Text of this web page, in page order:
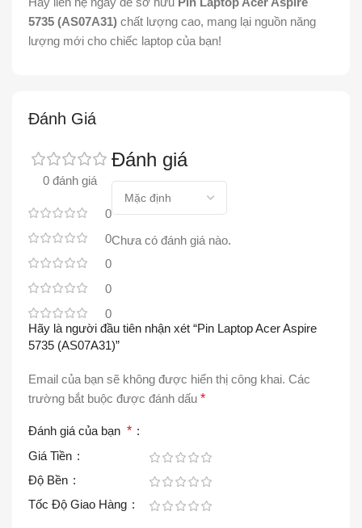
5735 (AS07A31) chất lượng cao, mang lại nguồn năng
lượng mới cho chiếc laptop của bạn!
Đánh Giá
0 đánh giá
0
0
0
0
0
Đánh giá
Chưa có đánh giá nào.
Hãy là người đầu tiên nhận xét “Pin Laptop Acer Aspire
5735 (AS07A31)”
Email của bạn sẽ không được hiển thị công khai. Các
trường bắt buộc được đánh dấu *
Đánh giá của bạn *
Giá Tiền
Độ Bền
Tốc Độ Giao Hàng